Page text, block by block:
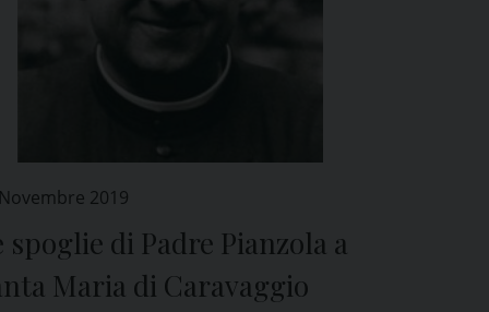
2019
spoglie di Padre Pianzola a
Maria di Caravaggio